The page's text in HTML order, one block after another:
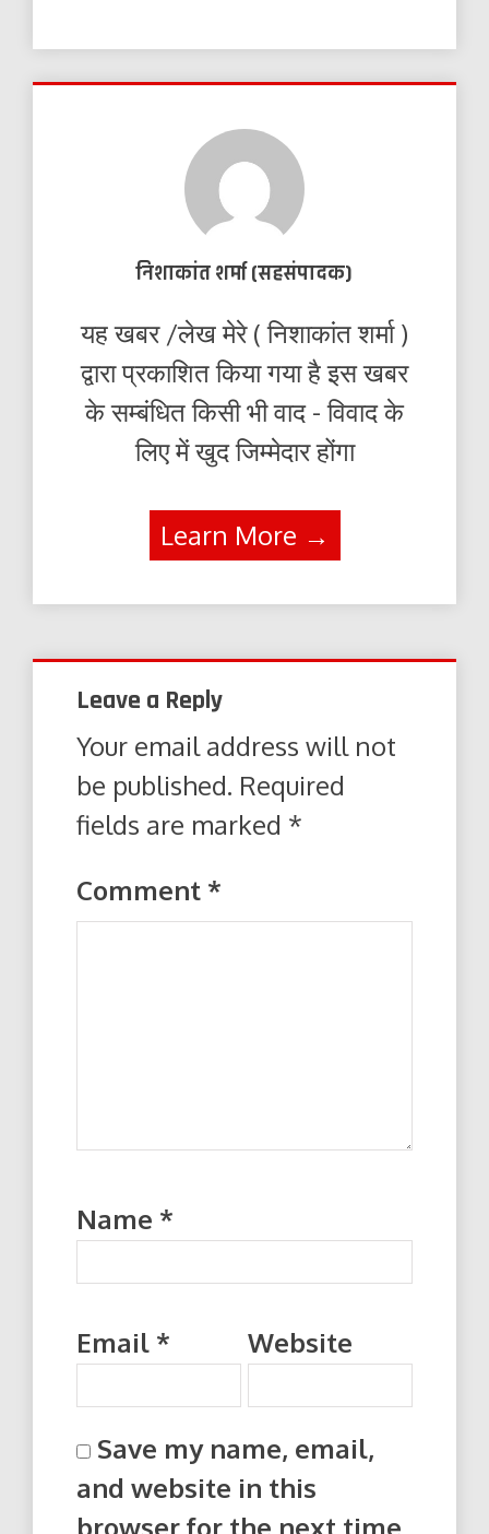
निशाकांत शर्मा (सहसंपादक)
यह खबर /लेख मेरे ( निशाकांत शर्मा )
द्वारा प्रकाशित किया गया है इस खबर
के सम्बंधित किसी भी वाद - विवाद के
लिए में खुद जिम्मेदार होंगा
Learn More →
Leave a Reply
Your email address will not
be published. Required
fields are marked *
Comment *
Name *
Email * Website
Save my name, email,
and website in this
browser for the next time